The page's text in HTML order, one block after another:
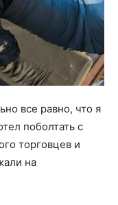
все равно, что я
поболтать с
торговцев и
на